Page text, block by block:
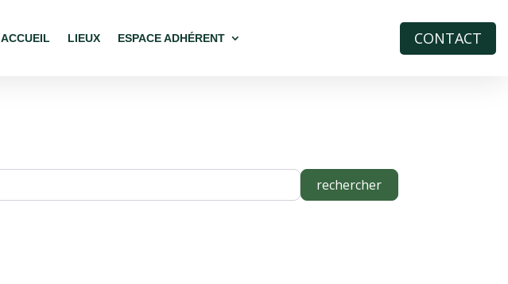
ACCUEIL LIEUX ESPACE ADHÉRENT CONTACT
rechercherrechercher